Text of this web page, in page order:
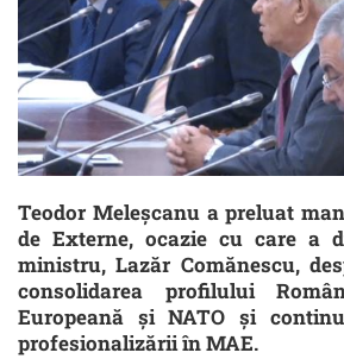
Teodor Meleşcanu a preluat
de Externe, ocazie cu care a
ministru, Lazăr Comănescu,
consolidarea profilului
Europeană şi NATO şi
profesionalizării în MAE.